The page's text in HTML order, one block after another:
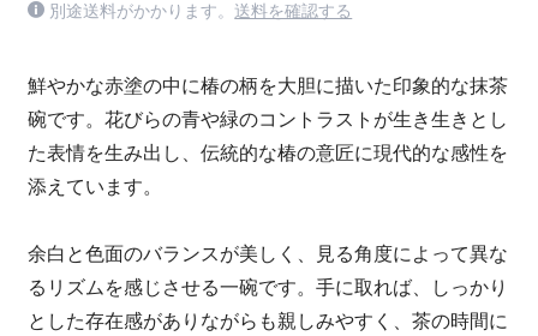
別途送料がかかります。 送料を確認する
鮮やかな赤塗の中に椿の柄を大胆に描いた印象的な抹茶
碗です。花びらの青や緑のコントラストが生き生きとし
た表情を生み出し、伝統的な椿の意匠に現代的な感性を
添えています。
余白と色面のバランスが美しく、見る角度によって異な
るリズムを感じさせる一碗です。手に取れば、しっかり
とした存在感がありながらも親しみやすく、茶の時間に